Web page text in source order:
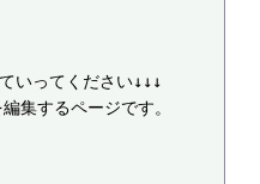
いってください↓↓↓